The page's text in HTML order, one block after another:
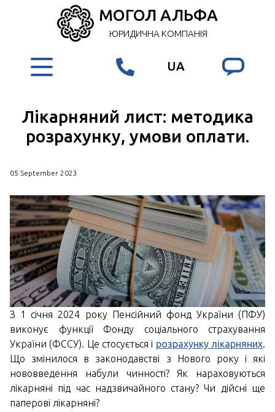
МОГОЛ АЛЬФА
ЮРИДИЧНА КОМПАНІЯ
UA
Лікарняний лист: методика
розрахунку, умови оплати.
05 September 2023
З 1 січня 2024 року Пенсійний фонд України (ПФУ)
виконує функції Фонду соціального страхування
України (ФССУ). Це стосується і розрахунку лікарняних.
Що змінилося в законодавстві з Нового року і які
нововведення набули чинності? Як нараховуються
лікарняні під час надзвичайного стану? Чи дійсні ще
паперові лікарняні?